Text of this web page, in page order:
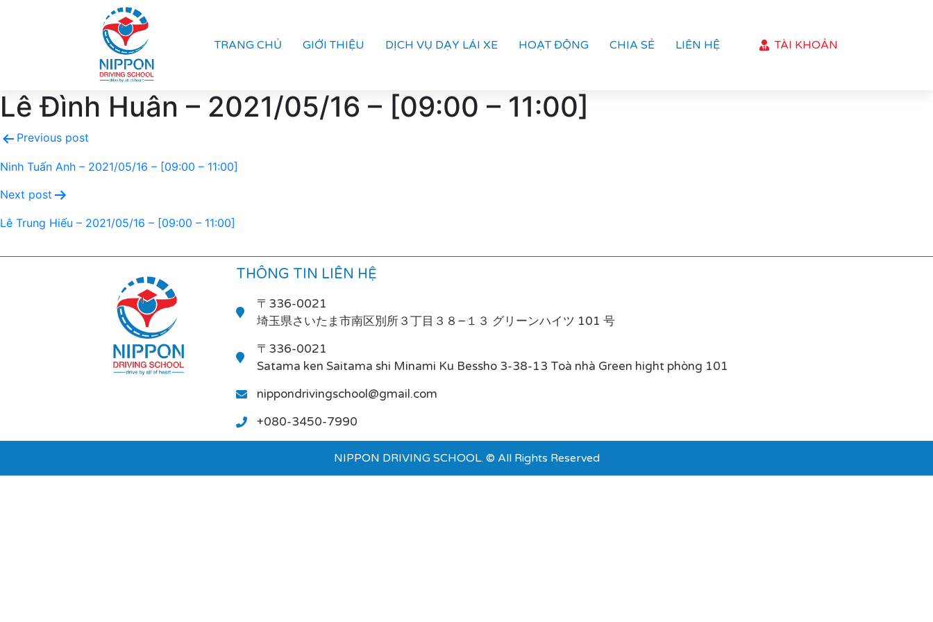
TRANG CHỦ GIỚI THIỆU DỊCH VỤ DẠY LÁI XE HOẠT ĐỘNG CHIA SẺ LIÊN HỆ TÀI KHOẢN
Lê Đình Huân – 2021/05/16 – [09:00 – 11:00]
Previous post
Ninh Tuấn Anh – 2021/05/16 – [09:00 – 11:00]
Next post
Lê Trung Hiếu – 2021/05/16 – [09:00 – 11:00]
THÔNG TIN LIÊN HỆ
〒336-0021
埼玉県さいたま市南区別所３丁目３８−１３ グリーンハイツ 101 号
〒336-0021
Satama ken Saitama shi Minami Ku Bessho 3-38-13 Toà nhà Green hight phòng 101
nippondrivingschool@gmail.com
+080-3450-7990
NIPPON DRIVING SCHOOL. © All Rights Reserved